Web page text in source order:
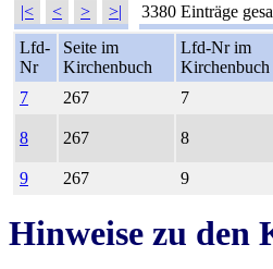
|< < > >| 3380 Einträge
Lfd-
Nr
Seite im
Kirchenbuch
Lfd-Nr im
Kirchenbuch
7
267 7
8 267 8
9 267 9
Hinweise zu den